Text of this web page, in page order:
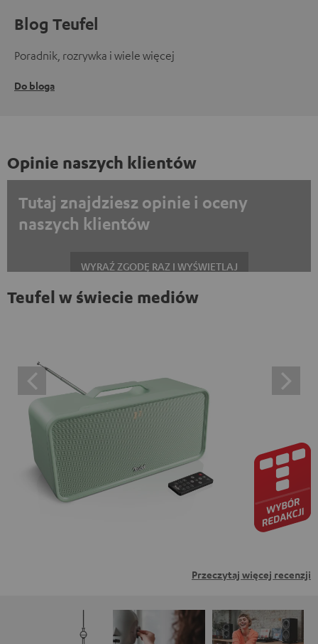
Blog Teufel
Poradnik, rozrywka i wiele więcej
Do bloga
Opinie naszych klientów
Tutaj znajdziesz opinie i oceny
naszych klientów
WYRAŹ ZGODĘ RAZ I WYŚWIETLAJ
Zawsze wyświetlać treści zewnętrzne? Włącz tę opcję w ustawieniach
tutaj za pomocą jednego kliknięcia. Kliknięcie na treść
oznacza wyrażenie zgody na wyświetlanie treści
zewnętrznych. Oznacza to, że dane osobowe mogą być
przesyłane do platform osób trzecich. Więcej informacji
na ten temat można znaleźć w naszej polityce
prywatności.
Teufel w świecie mediów
Przeczytaj więcej recenzji